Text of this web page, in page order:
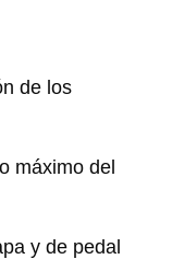
de los
máximo del
y de pedal